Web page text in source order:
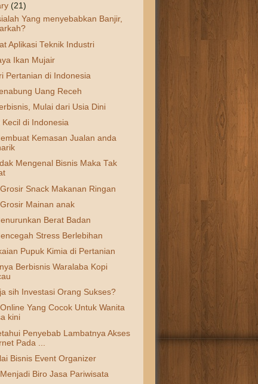
(21)
Yang menyebabkan Banjir,
Aplikasi Teknik Industri
Ikan Mujair
Pertanian di Indonesia
Uang Receh
Mulai dari Usia Dini
Kecil di Indonesia
Kemasan Jualan anda
Mengenal Bisnis Maka Tak
Snack Makanan Ringan
Mainan anak
Berat Badan
Stress Berlebihan
Pupuk Kimia di Pertanian
Berbisnis Waralaba Kopi
sih Investasi Orang Sukses?
Yang Cocok Untuk Wanita
kini
Penyebab Lambatnya Akses
Pada ...
Bisnis Event Organizer
Biro Jasa Pariwisata